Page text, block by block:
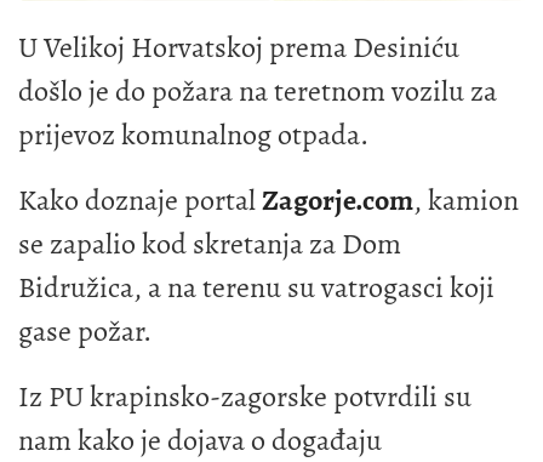
U Velikoj Horvatskoj prema Desiniću
došlo je do požara na teretnom vozilu za
prijevoz komunalnog otpada.
Kako doznaje portalZagorje.com, kamion
se zapalio kod skretanja za Dom
Bidružica, a na terenu su vatrogasci koji
gase požar.
Iz PU krapinsko-zagorske potvrdili su
nam kako je dojava o događaju